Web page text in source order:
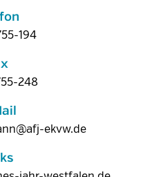
194
248
ekvw.de